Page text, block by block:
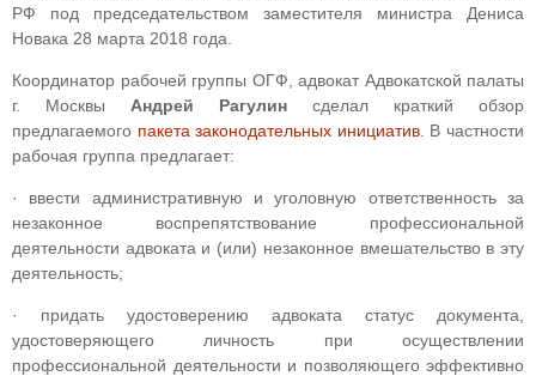
РФ под председательством заместителя министра Дениса
Новака 28 марта 2018 года.
Координатор рабочей группы ОГФ, адвокат Адвокатской палаты
г. Москвы Андрей Рагулин сделал краткий обзор
предлагаемого пакета законодательных инициатив. В частности
рабочая группа предлагает:
· ввести административную и уголовную ответственность за
незаконное воспрепятствование профессиональной
деятельности адвоката и (или) незаконное вмешательство в эту
деятельность;
· придать удостоверению адвоката статус документа,
удостоверяющего личность при осуществлении
профессиональной деятельности и позволяющего эффективно